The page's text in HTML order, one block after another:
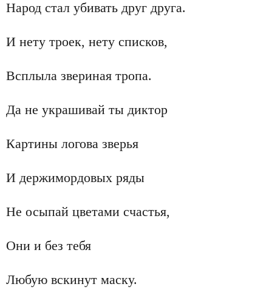
Народ стал убивать друг друга.
И нету троек, нету списков,
Всплыла звериная тропа.
Да не украшивай ты диктор
Картины логова зверья
И держимордовых ряды
Не осыпай цветами счастья,
Они и без тебя
Любую вскинут маску.